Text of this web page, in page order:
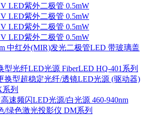
LED紫外二极管 0.5mW
LED紫外二极管 0.5mW
LED紫外二极管 0.5mW
LED紫外二极管 0.5mW
中红外(MIR)发光二极管LED 带玻璃盖
型光纤LED光源 FiberLED HQ-401系列
换型超稳定光纤/透镜LED光源 (驱动器)
列
速频闪LED光源/白光源 460-940nm
/绿色激光投影仪 DM系列